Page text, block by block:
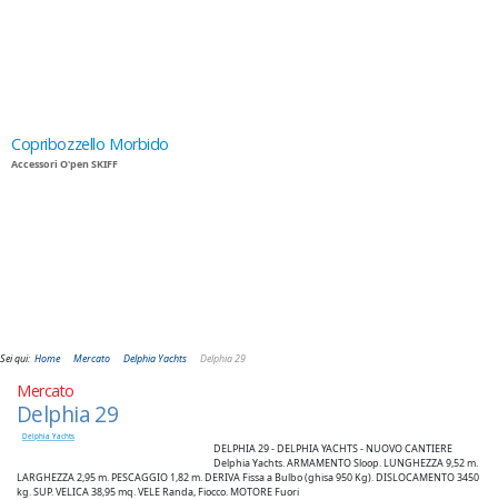
Copribozzello Morbido
Accessori O'pen SKIFF
Sei qui: Home Mercato Delphia Yachts Delphia 29
Mercato
Delphia 29
Delphia Yachts
DELPHIA 29 - DELPHIA YACHTS - NUOVO CANTIERE
Delphia Yachts. ARMAMENTO Sloop. LUNGHEZZA 9,52 m.
LARGHEZZA 2,95 m. PESCAGGIO 1,82 m. DERIVA Fissa a Bulbo (ghisa 950 Kg). DISLOCAMENTO 3450
kg. SUP. VELICA 38,95 mq. VELE Randa, Fiocco. MOTORE Fuori